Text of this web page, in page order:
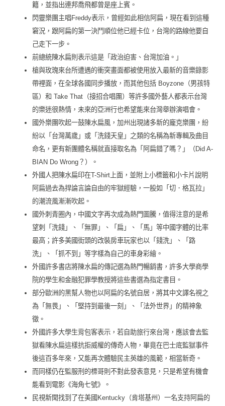
籍，並指出連邦喬飛都曾是座上賓。
閃靈樂團主唱Freddy表示，曾經如此相信阿扁，現在看到這種
窘況，跟阿扁的第一決鬥順位他已經卡位，台灣的路線他要自
己走下一步。
前總統陳水扁則表示這是「政治迫害、台灣加油。」
槍與玫瑰來台所遭遇的衝突畫面都被使用放入最新的音樂錄影
帶裡面，在全球各國同步播放，而其他包括 Boyzone（男孩特
區）和 Take That（接招合唱團）等許多國外藝人都表示台灣
的樂迷很熱情，未來的亞洲行也希望能來台灣舉辦演唱會。
國外樂團吹起一鼓陳水扁風，加州出現諸多新的龐克樂團，紛
紛以「台灣萬歲」或「洗錢天皇」之類的名稱為新專輯及曲目
命名，更有新團體名稱就直接取名為「阿扁錯了嗎？」（Did A-
BIAN Do Wrong？）。
外國人把陳水扁印在T-Shirt上面，並附上小標籤和小卡片說明
阿扁過去為捍論言論自由的牢獄經驗，一股如「切．格瓦拉」
的潮流風漸漸吹起。
國外刺青圈內，中國文字再次成為熱門圖騰，值得注意的是希
望刺「洗錢」、「無罪」、「扁」、「馬」等中國字體的比率
最高；許多美國街頭的改裝房車玩家也以「錢洗」、「路
洗」、「抓不到」等字樣為自己的車身彩繪。
外國許多書店將陳水扁的傳記選為熱門暢銷書，許多大學商學
院的學生和金融犯罪學教授將這些書選為指定書目。
部分歐洲的黑幫人物也以阿扁的名號自居，將其中文譯名視之
為「無畏」、「堅持到最後一刻」、「法外世界」的精神象
徵。
外國許多大學生背包客表示，若自助旅行來台灣，應該會去監
獄看陳水扁這樣抗拒威權的傳奇人物，畢竟在巴士底監獄事件
後這百多年來，又能再次體驗民主英雄的風範，相當新奇。
而同樣仍在監服刑的標哥則不對此發表意見，只是希望有機會
能看到電影《海角七號》。
民視新聞找到了在美國Kentucky（肯塔基州）一名支持阿扁的